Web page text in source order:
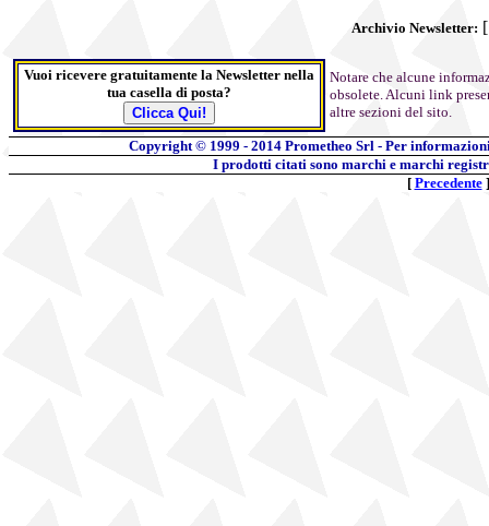
Archivio Newsletter:
Vuoi ricevere gratuitamente la Newsletter nella
tua casella di posta?
Notare che alcune
obsolete. Alcuni link
altre sezioni del sito.
Copyright © 1999 - 2014 Prometheo Srl - Per
I prodotti citati sono marchi e marchi
[ Precedente]